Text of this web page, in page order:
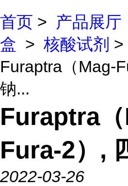
首页 > 产品展厅
盒 > 核酸试剂 >
Furaptra（Mag-
钠...
Furaptra
Fura-2）,
2022-03-26